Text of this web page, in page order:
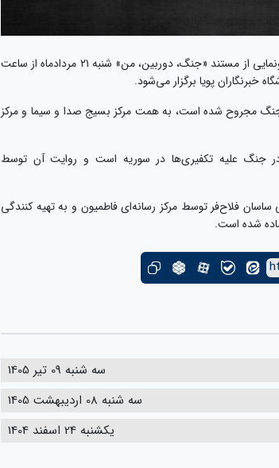
به گزارش «روابط عمومی جشنواره عمار» و به نقل از تسنیم، مراسم رونمایی از مستند «جنگ، دوربین، من» شنبه ۲۱ مردادماه از ساعت
جنگ مجروح شده است، به همت مرکز بسیج صدا و سیما و مرکز
در جنگ علیه تکفیری‌ها در سوریه است و روایت آن توسط
فلاح‌فر توسط مرکز رسانه‌ای فاطمیون و به تهیه کنندگی
شده است.
سه شنبه 09 تیر 1405
سه شنبه 08 اردیبهشت 1405
یکشنبه 24 اسفند 1404